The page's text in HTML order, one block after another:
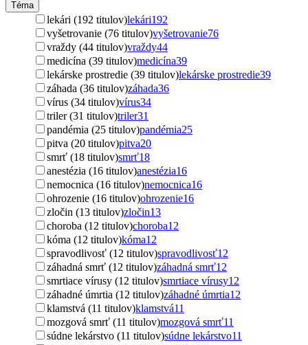
Téma
lekári (192 titulov)lekári192
vyšetrovanie (76 titulov)vyšetrovanie76
vraždy (44 titulov)vraždy44
medicína (39 titulov)medicína39
lekárske prostredie (39 titulov)lekárske prostredie39
záhada (36 titulov)záhada36
vírus (34 titulov)vírus34
triler (31 titulov)triler31
pandémia (25 titulov)pandémia25
pitva (20 titulov)pitva20
smrť (18 titulov)smrť18
anestézia (16 titulov)anestézia16
nemocnica (16 titulov)nemocnica16
ohrozenie (16 titulov)ohrozenie16
zločin (13 titulov)zločin13
choroba (12 titulov)choroba12
kóma (12 titulov)kóma12
spravodlivosť (12 titulov)spravodlivosť12
záhadná smrť (12 titulov)záhadná smrť12
smrtiace vírusy (12 titulov)smrtiace vírusy12
záhadné úmrtia (12 titulov)záhadné úmrtia12
klamstvá (11 titulov)klamstvá11
mozgová smrť (11 titulov)mozgová smrť11
súdne lekárstvo (11 titulov)súdne lekárstvo11